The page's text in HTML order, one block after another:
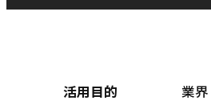
活用目的 業界